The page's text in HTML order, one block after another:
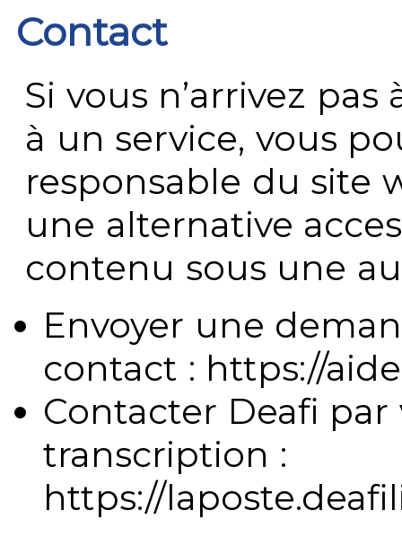
Contact
Si vous n’arrivez
à un service, vous
responsable du site
une alternative
contenu sous une
Envoyer une
contact : https://
Contacter Deafi
transcription :
https://